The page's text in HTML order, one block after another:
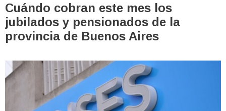
Cuándo cobran este mes los
jubilados y pensionados de la
provincia de Buenos Aires